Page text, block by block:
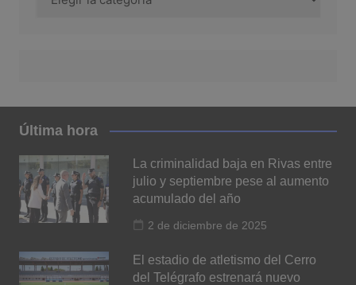
Última hora
La criminalidad baja en Rivas entre
julio y septiembre pese al aumento
acumulado del año
2 de diciembre de 2025
El estadio de atletismo del Cerro
del Telégrafo estrenará nuevo